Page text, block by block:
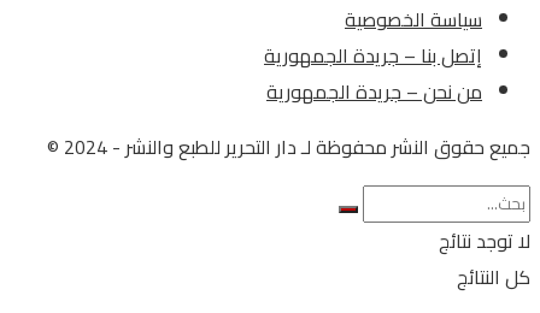
سياسة الخصوصية
إتصل بنا – جريدة الجمهورية
من نحن – جريدة الجمهورية
جميع حقوق النشر محفوظة لـ دار التحرير للطبع والنشر - 2024 ©
لا توجد نتائج
كل النتائج